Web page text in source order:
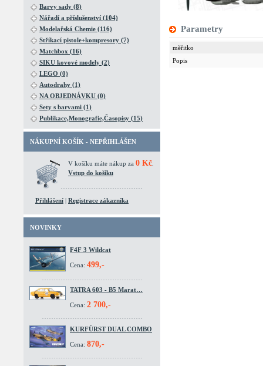
Barvy sady (8)
Nářadí a příslušenství (104)
Modelařská Chemie (116)
Stříkací pistole+kompresory (7)
Matchbox (16)
SIKU kovové modely (2)
LEGO (0)
Autodrahy (1)
NA OBJEDNÁVKU (0)
Sety s barvami (1)
Publikace,Monografie,Časopisy (15)
NÁKUPNÍ KOŠÍK - NEPŘIHLÁŠEN
V košíku máte nákup za 0 Kč
Vstup do košíku
Přihlášení | Registrace zákazníka
NOVINKY
F4F 3 Wildcat
Cena: 499,-
TATRA 603 - B5 Marat…
Cena: 2 700,-
KURFÜRST DUAL COMBO
Cena: 870,-
Parametry
měřitko
Popis